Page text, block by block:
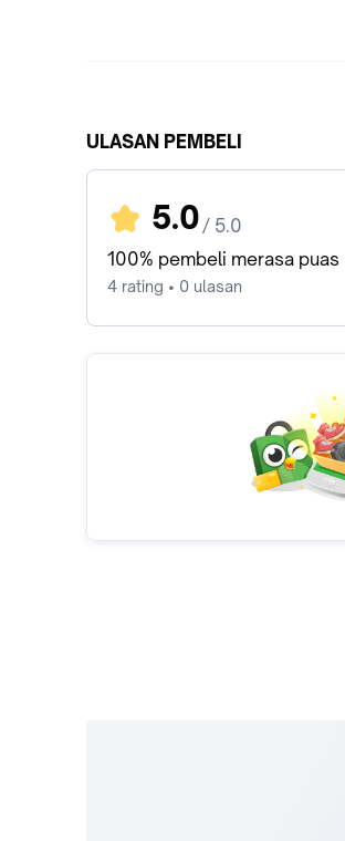
ULASAN PEMBELI
5.0 / 5.0
100% pembeli merasa puas
4 rating • 0 ulasan